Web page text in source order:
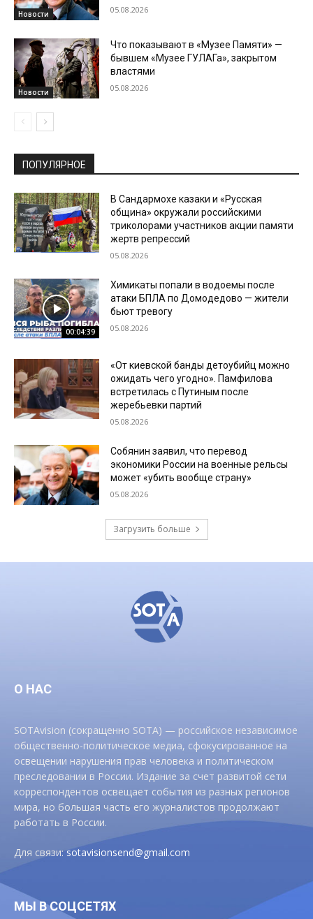
Новости 05.08.2026
Новости
Что показывают в «Музее Памяти» —
бывшем «Музее ГУЛАГа», закрытом
властями
05.08.2026
ПОПУЛЯРНОЕ
В Сандармохе казаки и «Русская
община» окружали российскими
триколорами участников акции памяти
жертв репрессий
05.08.2026
00:04:39
Химикаты попали в водоемы после
атаки БПЛА по Домодедово — жители
бьют тревогу
05.08.2026
«От киевской банды детоубийц можно
ожидать чего угодно». Памфилова
встретилась с Путиным после
жеребьевки партий
05.08.2026
Собянин заявил, что перевод
экономики России на военные рельсы
может «убить вообще страну»
05.08.2026
Загрузить больше
О НАС
SOTAvision (сокращенно SOTA) — российское независимое
общественно-политическое медиа, сфокусированное на
освещении нарушения прав человека и политическом
преследовании в России. Издание за счет развитой сети
корреспондентов освещает события из разных регионов
мира, но большая часть его журналистов продолжают
работать в России.
Для связи:sotavisionsend@gmail.com
МЫ В СОЦСЕТЯХ